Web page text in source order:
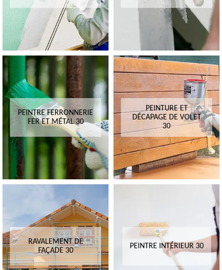
PEINTRE FERRONNERIE
FER ET MÉTAL 30
PEINTURE ET
DÉCAPAGE DE VOLET
30
RAVALEMENT DE
FAÇADE 30
PEINTRE INTÉRIEUR 30